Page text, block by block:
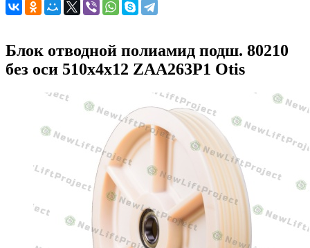
Блок отводной полиамид подш. 80210
без оси 510х4х12 ZAA263P1 Otis